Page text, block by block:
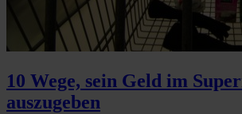
10 Wege, sein Geld im
auszugeben